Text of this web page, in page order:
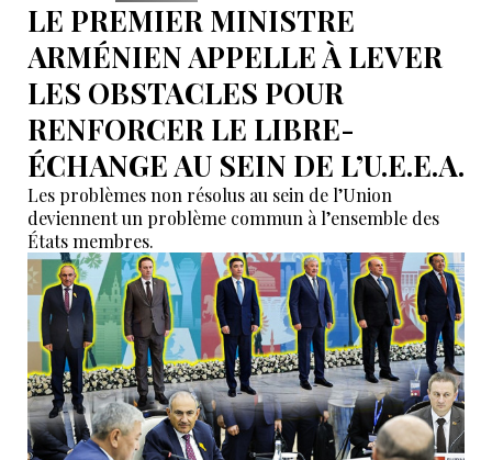
LE PREMIER MINISTRE
ARMÉNIEN APPELLE À LEVER
LES OBSTACLES POUR
RENFORCER LE LIBRE-
ÉCHANGE AU SEIN DE L’U.E.E.A.
Les problèmes non résolus au sein de l’Union
deviennent un problème commun à l’ensemble des
États membres.